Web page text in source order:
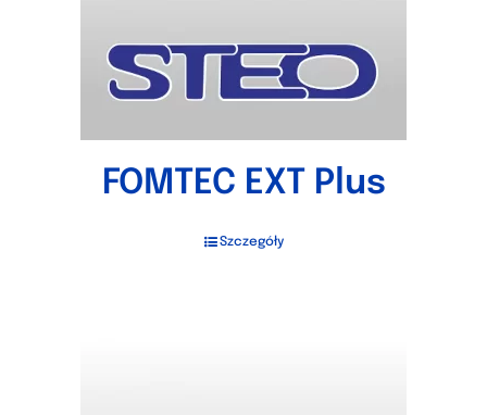
FOMTEC EXT Plus
Szczegóły